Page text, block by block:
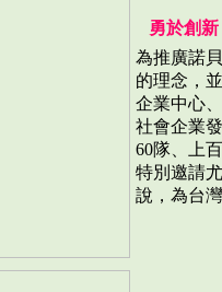
勇於創
為推廣諾
的理念，
企業中心
社會企業
60隊、上
特別邀請
說，為台